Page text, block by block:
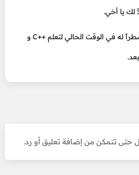
يا أخي.
هذا يعني أنني لست مضطراً له في الوقت الحالي لتعلم ++C و
تتمكن من إضافة تعليق أو رد.